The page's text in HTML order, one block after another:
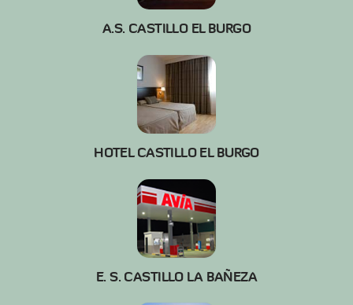
A.S. CASTILLO EL BURGO
HOTEL CASTILLO EL BURGO
E. S. CASTILLO LA BAÑEZA